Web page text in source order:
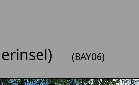
(BAY06)